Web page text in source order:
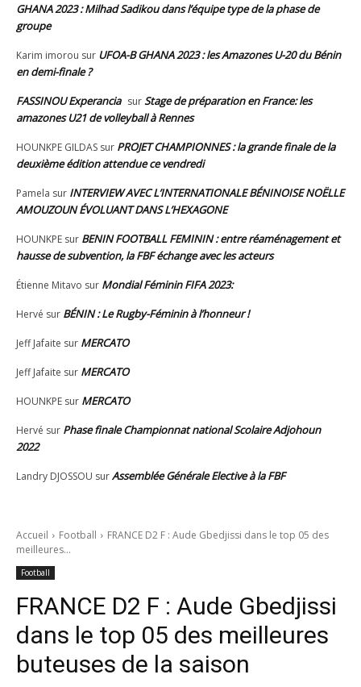
GHANA 2023 : Milhad Sadikou dans l’équipe type de la phase de
groupe
Karim imorou sur UFOA-B GHANA 2023 : les Amazones U-20 du Bénin
en demi-finale ?
FASSINOU Experancia surStage de préparation en France: les
amazones U21 de volleyball à Rennes
HOUNKPE GILDAS sur PROJET CHAMPIONNES : la grande finale de la
deuxième édition attendue ce vendredi
Pamela sur INTERVIEW AVEC L’INTERNATIONALE BÉNINOISE NOËLLE
AMOUZOUN ÉVOLUANT DANS L’HEXAGONE
HOUNKPE sur BENIN FOOTBALL FEMININ : entre réaménagement et
hausse de subvention, la FBF échange avec les acteurs
Étienne Mitavo sur Mondial Féminin FIFA 2023:
Hervé sur BÉNIN : Le Rugby-Féminin à l’honneur !
Jeff Jafaite sur MERCATO
Jeff Jafaite sur MERCATO
HOUNKPE sur MERCATO
Hervé sur Phase finale Championnat national Scolaire Adjohoun
2022
Landry DJOSSOU surAssemblée Générale Elective à la FBF